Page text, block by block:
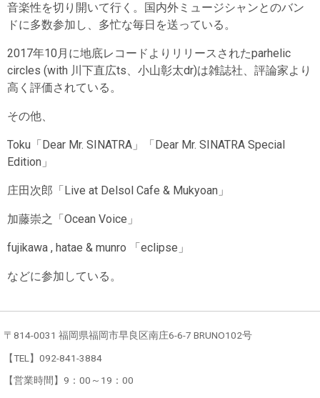
音楽性を切り開いて行く。国内外ミュージシャンとのバン
ドに多数参加し、多忙な毎日を送っている。
2017年10月に地底レコードよりリリースされたparhelic
circles (with 川下直広ts、小山彰太dr)は雑誌社、評論家より
高く評価されている。
その他、
Toku「Dear Mr. SINATRA」「Dear Mr. SINATRA Special
Edition」
庄田次郎「Live at Delsol Cafe & Mukyoan」
加藤崇之「Ocean Voice」
fujikawa , hatae & munro 「eclipse」
などに参加している。
〒814-0031 福岡県福岡市早良区南庄6-6-7 BRUNO102号
【TEL】092-841-3884
【営業時間】9：00～19：00